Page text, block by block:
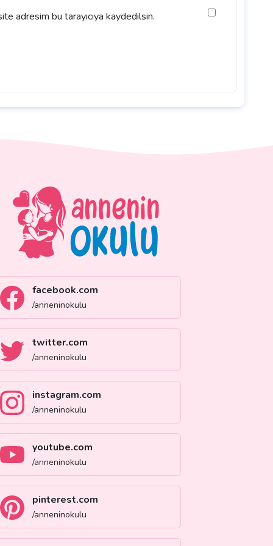
adresim bu tarayıcıya kaydedilsin.
facebook.com
/anneninokulu
twitter.com
/anneninokulu
instagram.com
/anneninokulu
youtube.com
/anneninokulu
pinterest.com
/anneninokulu